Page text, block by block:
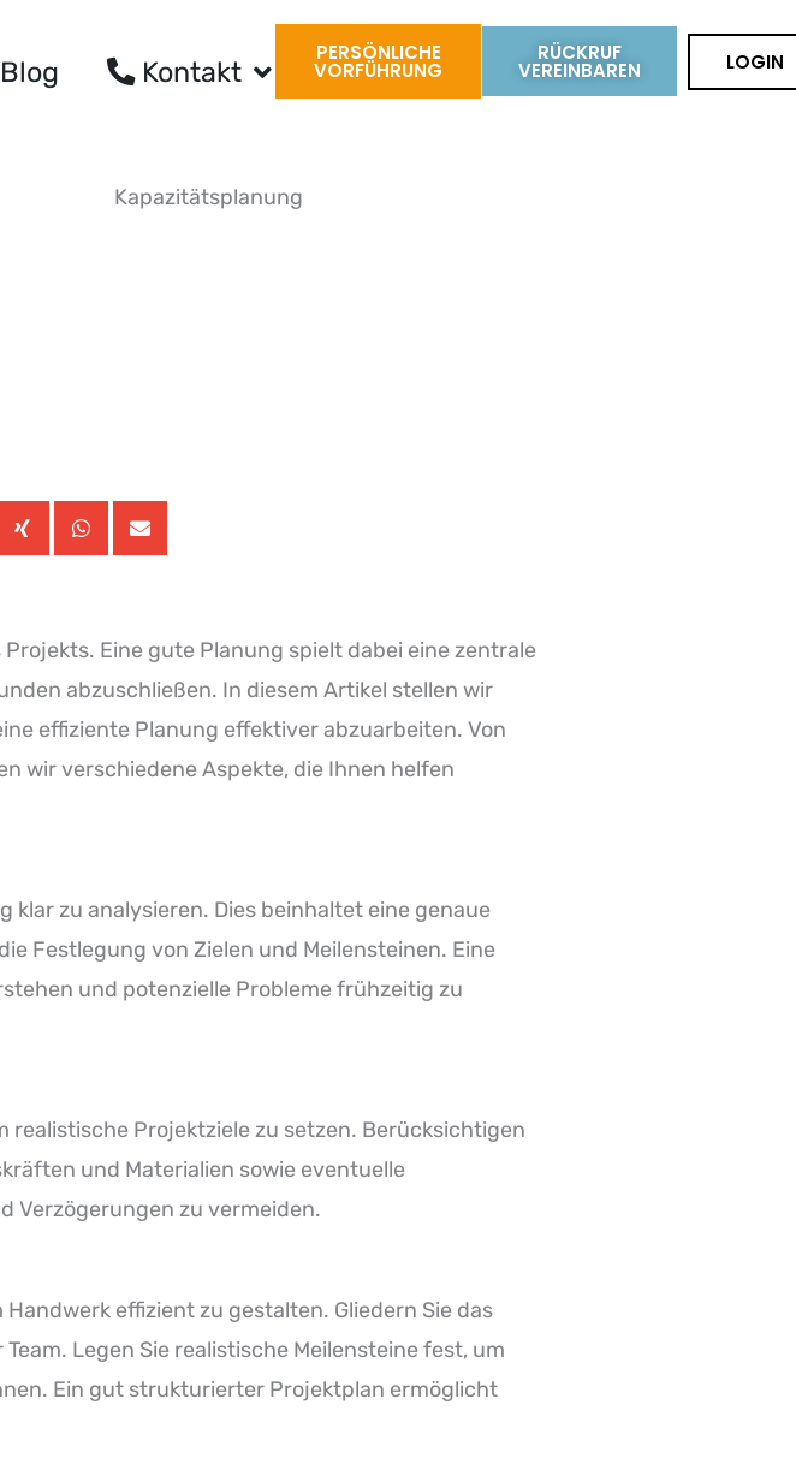
Blog Kontakt
PERSÖNLICHE
VORFÜHRUNG
RÜCKRUF
VEREINBAREN LOGIN
Eine gute Planung spielt dabei eine zentrale
abzuschließen. In diesem Artikel stellen wir
effiziente Planung effektiver abzuarbeiten. Von
wir verschiedene Aspekte, die Ihnen helfen
zu analysieren. Dies beinhaltet eine genaue
Festlegung von Zielen und Meilensteinen. Eine
und potenzielle Probleme frühzeitig zu
Projektziele zu setzen. Berücksichtigen
und Materialien sowie eventuelle
Verzögerungen zu vermeiden.
effizient zu gestalten. Gliedern Sie das
Legen Sie realistische Meilensteine fest, um
Ein gut strukturierter Projektplan ermöglicht